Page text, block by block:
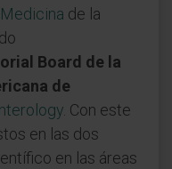
de la
Board de la
de
. Con este
en las dos
en las áreas